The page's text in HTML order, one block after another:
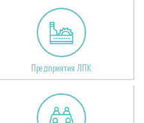
Предприятия ЛПК